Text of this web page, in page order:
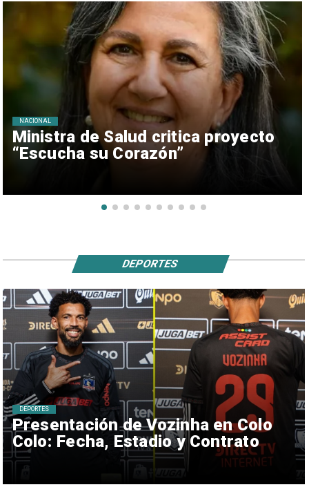
Ministra de Salud critica proyecto
“Escucha su Corazón”
NACIONAL
Presentación de Vozinha en Colo
Colo: Fecha, Estadio y Contrato
DEPORTES
DEPORTES